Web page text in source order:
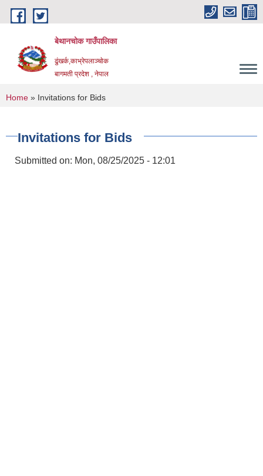
Skip to main content
बेथानचोक गाउँपालिका
ढुंखर्क,काभ्रेपलाञ्चाेक
बागमती प्रदेश , नेपाल
You are here
Home » Invitations for Bids
Invitations for Bids
Submitted on: Mon, 08/25/2025 - 12:01